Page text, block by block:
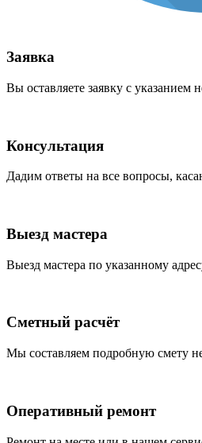
Заявка
Вы оставляете заявку с указанием
Консультация
Дадим ответы на все вопросы,
Выезд мастера
Выезд мастера по указанному
Сметный расчёт
Мы составляем подробную смету
Оперативный ремонт